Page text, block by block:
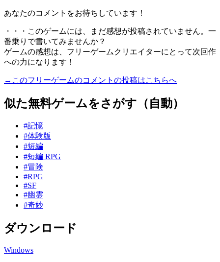
あなたのコメントをお待ちしています！
・・・このゲームには、まだ感想が投稿されていません。一
番乗りで書いてみませんか？
ゲームの感想は、フリーゲームクリエイターにとって次回作
への力になります！
→このフリーゲームのコメントの投稿はこちらへ
似た無料ゲームをさがす（自動）
#記憶
#体験版
#短編
#短編 RPG
#冒険
#RPG
#SF
#幽霊
#奇妙
ダウンロード
Windows